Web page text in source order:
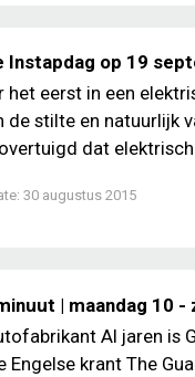
Instapdag op 19
het eerst in een
de stilte en natuurlijk
dat
30 augustus 2015
| maandag 10
Al jaren is
Engelse krant The